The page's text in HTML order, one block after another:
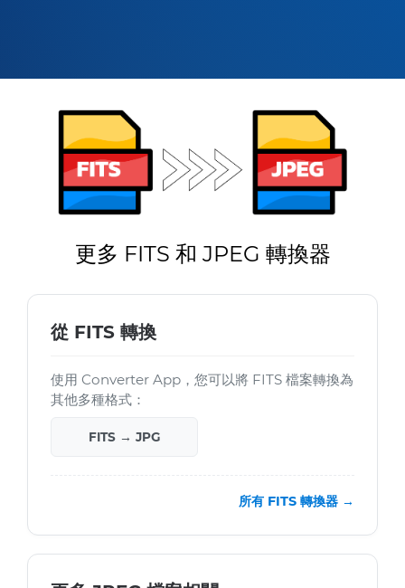
更多 FITS 和 JPEG 轉換器
從 FITS 轉換
使用 Converter App，您可以將 FITS 檔案轉換為
其他多種格式：
FITS → JPG
所有 FITS 轉換器 →